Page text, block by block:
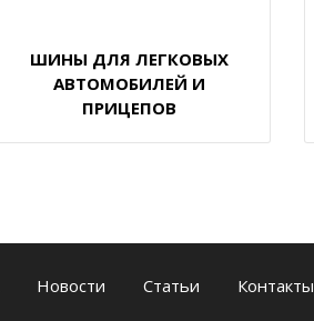
ШИНЫ ДЛЯ ЛЕГКОВЫХ
АВТОМОБИЛЕЙ И
ПРИЦЕПОВ
Новости Статьи Контакты